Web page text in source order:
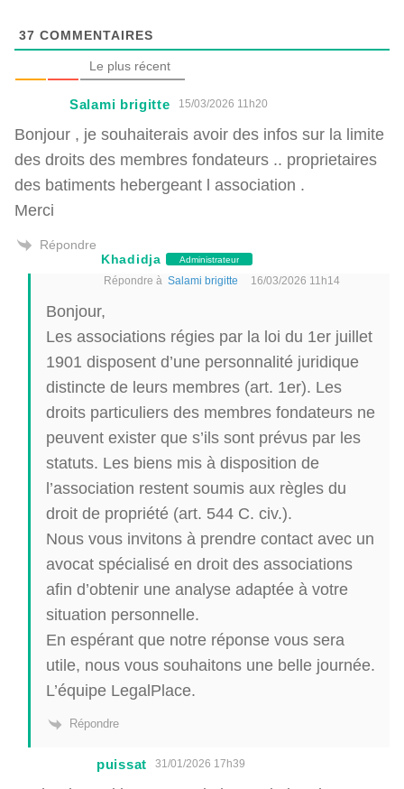
37 COMMENTAIRES
Le plus récent
Salami brigitte 15/03/2026 11h20
Bonjour , je souhaiterais avoir des infos sur la limite
des droits des membres fondateurs .. proprietaires
des batiments hebergeant l association .
Merci
Répondre
Khadidja
Administrateur
Répondre à Salami brigitte 16/03/2026 11h14
Bonjour,
Les associations régies par la loi du 1er juillet
1901 disposent d’une personnalité juridique
distincte de leurs membres (art. 1er). Les
droits particuliers des membres fondateurs ne
peuvent exister que s’ils sont prévus par les
statuts. Les biens mis à disposition de
l’association restent soumis aux règles du
droit de propriété (art. 544 C. civ.).
Nous vous invitons à prendre contact avec un
avocat spécialisé en droit des associations
afin d’obtenir une analyse adaptée à votre
situation personnelle.
En espérant que notre réponse vous sera
utile, nous vous souhaitons une belle journée.
L’équipe LegalPlace.
Répondre
puissat 31/01/2026 17h39